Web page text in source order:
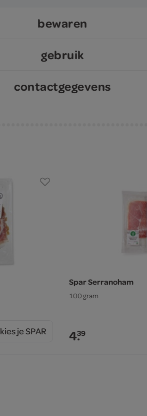
bewaren
gebruik
contactgegevens
kies je SPAR
Spar Serranoham
100 gram
4.39